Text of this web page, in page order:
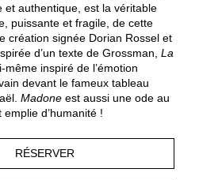
et authentique, est la véritable
puissante et fragile, de cette
création signée Dorian Rossel et
d’un texte de Grossman, La
même inspiré de l’émotion
devant le fameux tableau
Madone est aussi une ode au
d’humanité !
RÉSERVER